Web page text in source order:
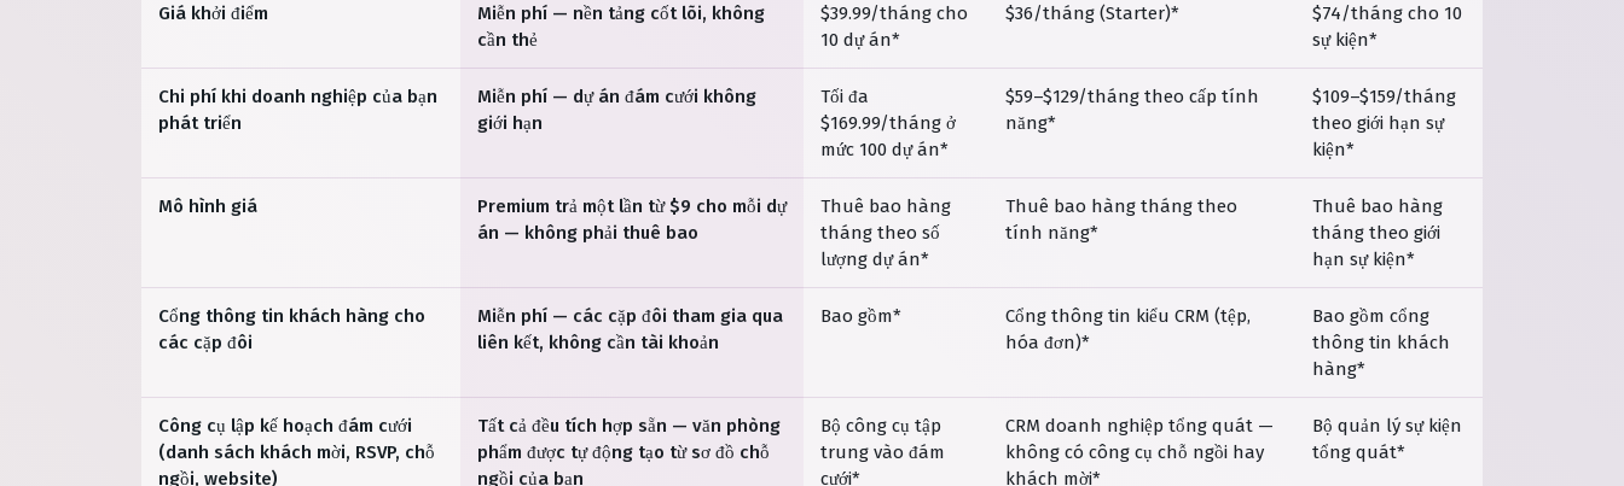
Giá khởi điểm
Miễn phí — nền tảng cốt lõi, không
cần thẻ
$39.99/tháng cho
10 dự án*
$36/tháng (Starter)*
$74/tháng cho 10
sự kiện*
Chi phí khi doanh nghiệp của bạn
phát triển
Miễn phí — dự án đám cưới không
giới hạn
Tối đa
$169.99/tháng ở
mức 100 dự án*
$59–$129/tháng theo cấp tính
năng*
$109–$159/tháng
theo giới hạn sự
kiện*
Mô hình giá
Premium trả một lần từ $9 cho mỗi dự
án — không phải thuê bao
Thuê bao hàng
tháng theo số
lượng dự án*
Thuê bao hàng tháng theo
tính năng*
Thuê bao hàng
tháng theo giới
hạn sự kiện*
Cổng thông tin khách hàng cho
các cặp đôi
Miễn phí — các cặp đôi tham gia qua
liên kết, không cần tài khoản
Bao gồm*
Cổng thông tin kiểu CRM (tệp,
hóa đơn)*
Bao gồm cổng
thông tin khách
hàng*
Công cụ lập kế hoạch đám cưới
(danh sách khách mời, RSVP, chỗ
ngồi, website)
Tất cả đều tích hợp sẵn — văn phòng
phẩm được tự động tạo từ sơ đồ chỗ
ngồi của bạn
Bộ công cụ tập
trung vào đám
cưới*
CRM doanh nghiệp tổng quát —
không có công cụ chỗ ngồi hay
khách mời*
Bộ quản lý sự kiện
tổng quát*